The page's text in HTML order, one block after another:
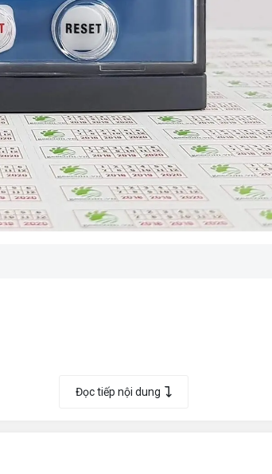
Đọc tiếp nội dung